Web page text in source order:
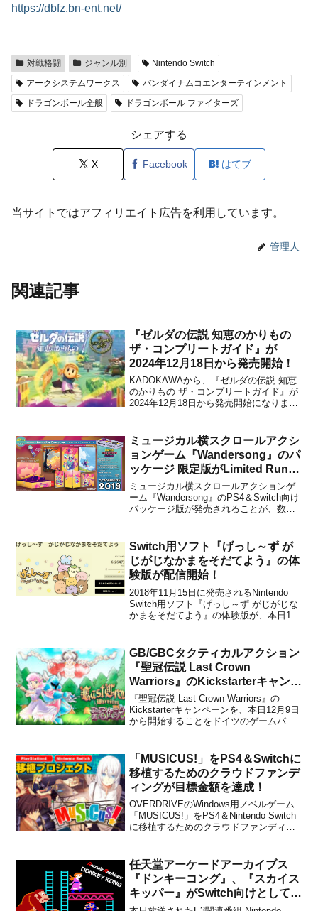
https://dbfz.bn-ent.net/
対戦格闘 ジャンル別
Nintendo Switch
アークシステムワークス
バンダイナムコエンターテインメント
ドラゴンボール全般
ドラゴンボール ファイターズ
シェアする
X Facebook はてブ
当サイトではアフィリエイト広告を利用しています。
管理人
関連記事
『ゼルダの伝説 知恵のかりもの
ザ・コンプリートガイド』が
2024年12月18日から発売開始！
KADOKAWAから、『ゼルダの伝説 知恵
のかりもの ザ・コンプリートガイド』が
2024年12月18日から発売開始になりまし
説 知恵のかりもの』の攻略本です。ゼル
ダ姫の基本的なアクションをはじめ、ゲ
ームをクリ...
ミュージカル横スクロールアクシ
ョンゲーム『Wandersong』のパ
ッケージ 限定版がLimited Run
Gameから発表！
ミュージカル横スクロールアクションゲ
ーム『Wandersong』のPS4＆Switch向け
パッケージ版が発売されることが、数日
きのCollector’s Edition版が発売されるこ
とが決定...
Switch用ソフト『げっし～ず が
じがじなかまをそだてよう』の体
験版が配信開始！
2018年11月15日に発売されるNintendo
Switch用ソフト『げっし～ず がじがじな
かまをそだてよう』の体験版が、本日11
堂公式サイトからダウンロードできま
す。興味のある方はダウンロード...
GB/GBCタクティカルアクション
『聖冠伝説 Last Crown
Warriors』のKickstarterキャンペ
ーンが開始！
『聖冠伝説 Last Crown Warriors』の
Kickstarterキャンペーンを、本日12月9日
から開始することをドイツのゲームパブ
Light Gamesが開発中の、GB/GBC（互...
「MUSICUS!」をPS4＆Switchに
移植するためのクラウドファンデ
ィングが目標金額を達成！
OVERDRIVEのWindows用ノベルゲーム
「MUSICUS!」をPS4＆Nintendo Switch
に移植するためのクラウドファンディン
39,696,960円に設定されており、目標金
額に到達すれば...
任天堂アーケードアーカイブス
『ドンキーコング』、『スカイス
キッパー』がSwitch向けとして配
信決定！